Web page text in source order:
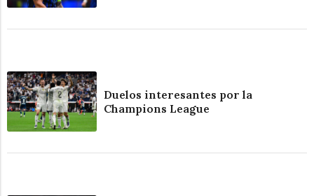
Duelos interesantes por la
Champions League